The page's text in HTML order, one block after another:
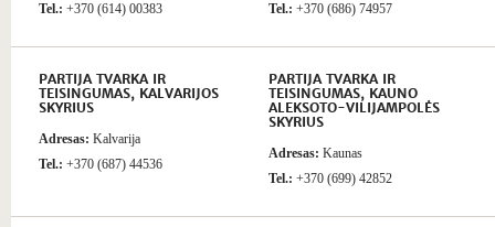
Tel.: +370 (614) 00383
Tel.: +370 (686) 74957
PARTIJA TVARKA IR
TEISINGUMAS, KALVARIJOS
SKYRIUS
Adresas: Kalvarija
Tel.: +370 (687) 44536
PARTIJA TVARKA IR
TEISINGUMAS, KAUNO
ALEKSOTO-VILIJAMPOLĖS
SKYRIUS
Adresas: Kaunas
Tel.: +370 (699) 42852